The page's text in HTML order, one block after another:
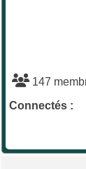
147
Connectés :